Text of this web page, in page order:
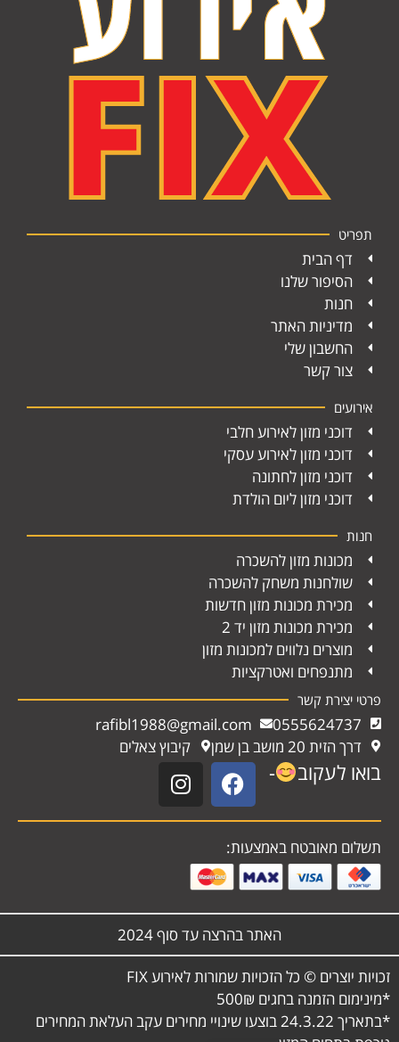
תפריט
דף הבית
הסיפור שלנו
חנות
מדיניות האתר
החשבון שלי
צור קשר
אירועים
דוכני מזון לאירוע חלבי
דוכני מזון לאירוע עסקי
דוכני מזון לחתונה
דוכני מזון ליום הולדת
חנות
מכונות מזון להשכרה
שולחנות משחק להשכרה
מכירת מכונות מזון חדשות
מכירת מכונות מזון יד 2
מוצרים נלווים למכונות מזון
מתנפחים ואטרקציות
פרטי יצירת קשר
0555624737
rafibl1988@gmail.com
דרך הזית 20 מושב בן שמן
קיבוץ צאלים
בואו לעקוב -
תשלום מאובטח באמצעות:
האתר בהרצה עד סוף 2024
זכויות יוצרים © כל הזכויות שמורות לאירוע FIX
*מינימום הזמנה בחגים 500₪
*בתאריך 24.3.22 בוצעו שינויי מחירים עקב העלאת המחירים